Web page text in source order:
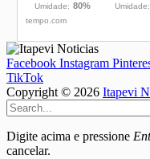
Facebook Instagram
TikTok
Copyright © 2026 Itapevi
Digite acima e pressione
cancelar.